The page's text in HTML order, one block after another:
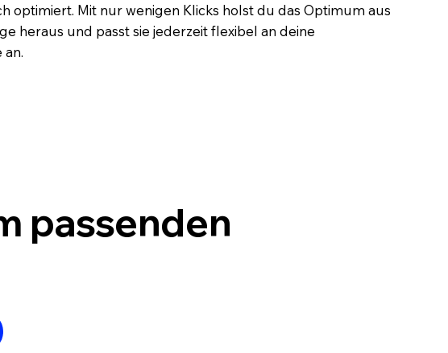
optimiert. Mit nur wenigen Klicks holst du das Optimum aus
heraus und passt sie jederzeit flexibel an deine
an.
passenden